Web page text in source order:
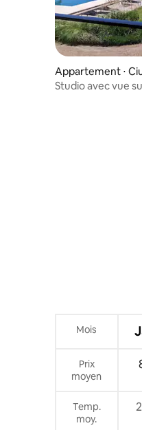
Appartement ⋅
Costa
Studio avec vue
Mois
Prix
moyen
Temp.
moy.